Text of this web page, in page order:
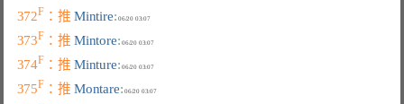
372F ：推 Mintire: 06/20 03:07
373F ：推 Mintore: 06/20 03:07
374F ：推 Minture: 06/20 03:07
375F ：推 Montare: 06/20 03:07